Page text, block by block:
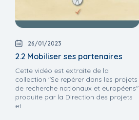
26/01/2023
2.2 Mobiliser ses partenaires
Cette vidéo est extraite de la
collection "Se repérer dans les projets
de recherche nationaux et européens"
produite par la Direction des projets
et...